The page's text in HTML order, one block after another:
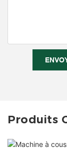
Produits